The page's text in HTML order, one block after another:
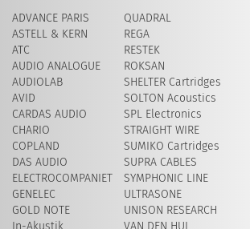
ADVANCE PARIS
ASTELL & KERN
ATC
AUDIO ANALOGUE
AUDIOLAB
AVID
CARDAS AUDIO
CHARIO
COPLAND
DAS AUDIO
ELECTROCOMPANIET
GENELEC
GOLD NOTE
In-Akustik
QUADRAL
REGA
RESTEK
ROKSAN
SHELTER Cartridges
SOLTON Acoustics
SPL Electronics
STRAIGHT WIRE
SUMIKO Cartridges
SUPRA CABLES
SYMPHONIC LINE
ULTRASONE
UNISON RESEARCH
VAN DEN HUL